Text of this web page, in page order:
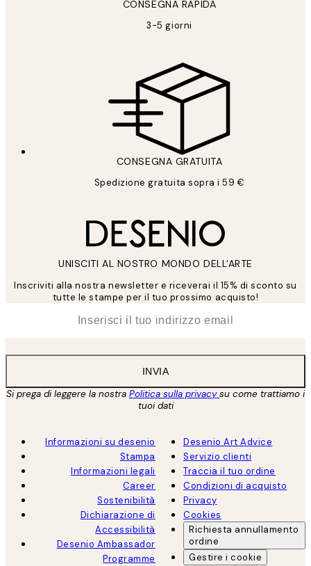
CONSEGNA RAPIDA
3-5 giorni
CONSEGNA GRATUITA
Spedizione gratuita sopra i 59 €
UNISCITI AL NOSTRO MONDO DELL'ARTE
Inscriviti alla nostra newsletter e riceverai il 15% di sconto su
tutte le stampe per il tuo prossimo acquisto!
INVIA
Si prega di leggere la nostra Politica sulla privacysu come trattiamo i
tuoi dati
Informazioni su desenio
Stampa
Informazioni legali
Career
Sostenibilità
Dichiarazione di
Accessibilità
Desenio Ambassador
Programme
Desenio Art Advice
Servizio clienti
Traccia il tuo ordine
Condizioni di acquisto
Privacy
Cookies
Richiesta annullamento
ordine
Gestire i cookie